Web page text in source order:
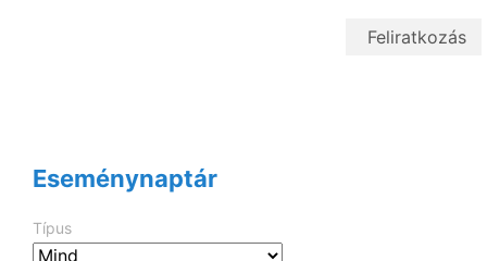
Eseménynaptár
Típus